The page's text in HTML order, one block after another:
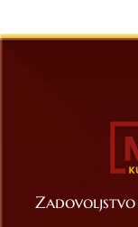
Zadovoljstvo